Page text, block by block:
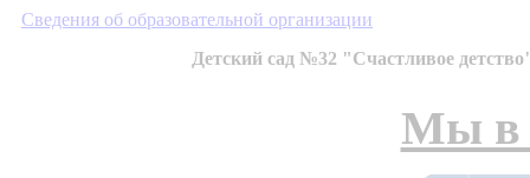
Сведения об образовательной организации
Детский сад №32 "Счастливое
Мы в